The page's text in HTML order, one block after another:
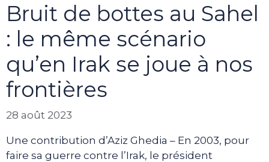
Bruit de bottes au Sahel
: le même scénario
qu’en Irak se joue à nos
frontières
28 août 2023
Une contribution d’Aziz Ghedia – En 2003, pour
faire sa guerre contre l’Irak, le président